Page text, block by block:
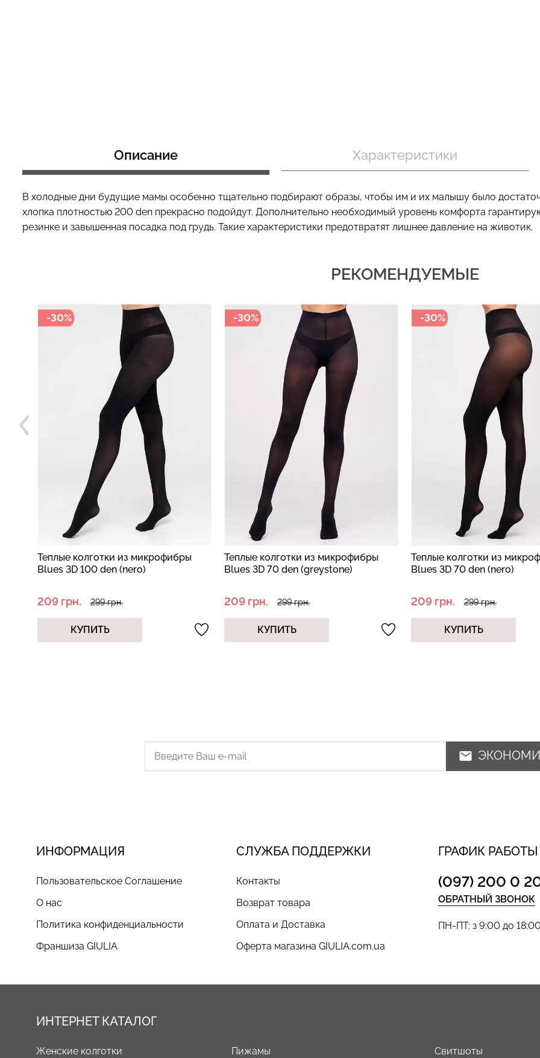
Описание Характеристики
В холодные дни будущие мамы особенно тщательно подбирают образы, чтобы им и их малышу было
хлопка плотностью 200 den прекрасно подойдут. Дополнительно необходимый уровень комфорта
резинке и завышенная посадка под грудь. Такие характеристики предотвратят лишнее давление на животик.
РЕКОМЕНДУЕМЫЕ
-30%
Теплые колготки из микрофибры
Blues 3D 100 den (nero)
209 грн. 299 грн.
КУПИТЬ
-30%
Теплые колготки из микрофибры
Blues 3D 70 den (greystone)
209 грн. 299 грн.
КУПИТЬ
-30%
Теплые колготки из
Blues 3D 70 den (nero)
209 грн. 299 грн.
КУПИТЬ
ИНФОРМАЦИЯ
Пользовательское Соглашение
О нас
Политика конфиденциальности
Франшиза GIULIA
СЛУЖБА ПОДДЕРЖКИ
Контакты
Возврат товара
Оплата и Доставка
Оферта магазина GIULIA.com.ua
ГРАФИК РАБОТЫ
(097) 200 0
ОБРАТНЫЙ ЗВОНОК
ПН-ПТ: з 9:00 до
ИНТЕРНЕТ КАТАЛОГ
Женские колготки Пижамы Свитшоты
эффектом